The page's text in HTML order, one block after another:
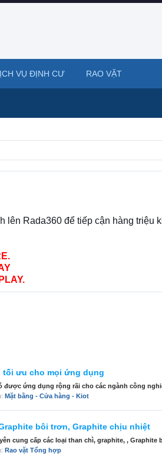
lên Rada360 để tiếp cận hàng triệu
tối ưu cho mọi ứng dụng
được ứng dụng rộng rãi cho các ngành công
Mặt bằng - Cửa hàng - Kiot
bôi trơn, Graphite chịu nhiệt
cung cấp các loại than chì, graphite, ,
Rao vặt Tổng hợp
VỤ ĐỊNH CƯ RAO VẶT